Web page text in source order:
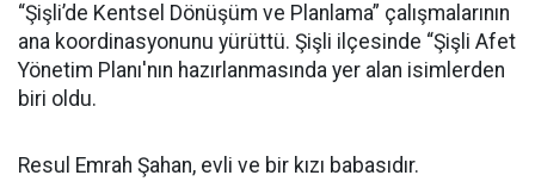
“Şişli’de Kentsel Dönüşüm ve Planlama” çalışmalarının
ana koordinasyonunu yürüttü. Şişli ilçesinde “Şişli Afet
Yönetim Planı'nın hazırlanmasında yer alan isimlerden
biri oldu.
Resul Emrah Şahan, evli ve bir kızı babasıdır.